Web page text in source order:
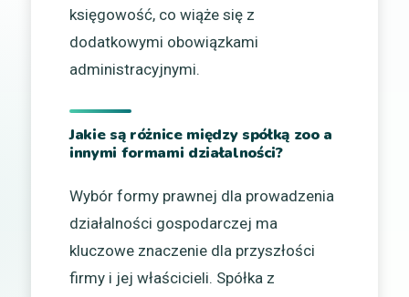
księgowość, co wiąże się z
dodatkowymi obowiązkami
administracyjnymi.
Jakie są różnice między spółką zoo a
innymi formami działalności?
Wybór formy prawnej dla prowadzenia
działalności gospodarczej ma
kluczowe znaczenie dla przyszłości
firmy i jej właścicieli. Spółka z